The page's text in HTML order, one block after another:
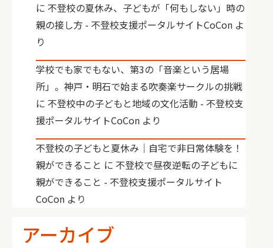
に 不登校の夏休み、子どもが「何もしない」時の
親の接し方 - 不登校支援ポータルサイトCoCon よ
り
学校でも家でもない、第3の「音楽という居場
所」。神戸・明石で始まる吹奏楽サークルの挑戦
に 不登校中の子どもと地域の文化活動 - 不登校支
援ポータルサイトCoCon より
不登校の子どもと夏休み｜自宅で非日常体験を！
親ができること に 不登校で昼夜逆転の子どもに
親ができること - 不登校支援ポータルサイト
CoCon より
アーカイブ